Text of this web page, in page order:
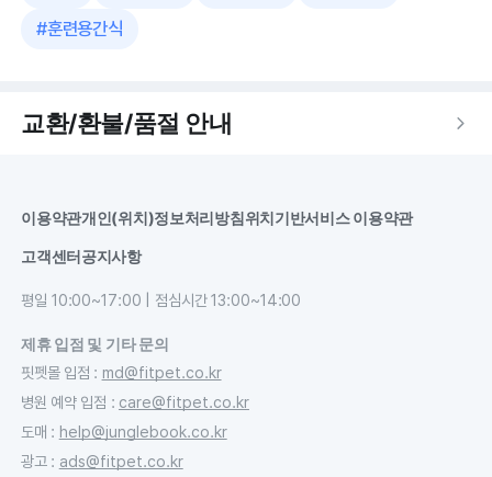
#훈련용간식
교환/환불/품절 안내
이용약관개인(위치)정보처리방침위치기반서비스 이용약관
고객센터공지사항
평일 10:00~17:00 | 점심시간 13:00~14:00
제휴 입점 및 기타 문의
핏펫몰 입점 : md@fitpet.co.kr
병원 예약 입점 : care@fitpet.co.kr
도매 : help@junglebook.co.kr
광고: ads@fitpet.co.kr